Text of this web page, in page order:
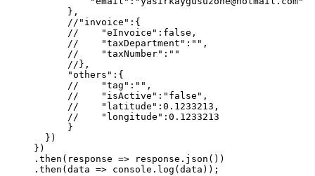
},
//"invoice":{
//    "eInvoice":false,
//    "taxDepartment":"",
//    "taxNumber":""
//},
"others " : {
//    "tag":"",
//    "isActive":"false",
//    "latitude":0.1233213,
//    "longitude":0.1233213
}
})
})
. then ( response => response. json ())
. then ( data => console. log (data));